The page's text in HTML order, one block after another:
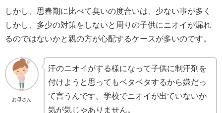
しかし、思春期に比べて臭いの度合いは、少ない事が多く
しかし、多少の対策をしないと周りの子供にニオイが漏れ
るのではないかと親の方が心配するケースが多いのです。
お母さん
汗のニオイがする様になって子供に制汗剤を
付けようと思ってもベタベタするから嫌だっ
て言うんです。学校でニオイが出ていないか
気が気じゃありません。